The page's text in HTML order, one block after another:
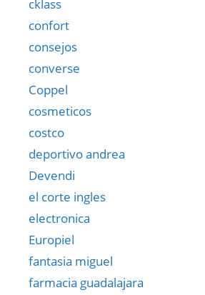
cklass
confort
consejos
converse
Coppel
cosmeticos
costco
deportivo andrea
Devendi
el corte ingles
electronica
Europiel
fantasia miguel
farmacia guadalajara